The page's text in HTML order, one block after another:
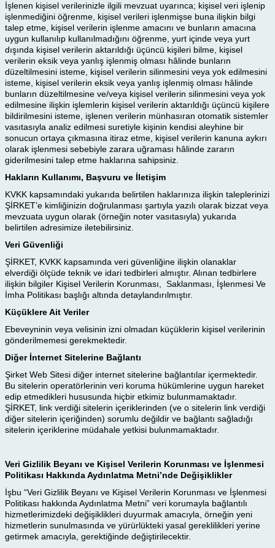
İşlenen kişisel verilerinizle ilgili mevzuat uyarınca; kişisel veri işlenip
işlenmediğini öğrenme, kişisel verileri işlenmişse buna ilişkin bilgi
talep etme, kişisel verilerin işlenme amacını ve bunların amacına
uygun kullanılıp kullanılmadığını öğrenme, yurt içinde veya yurt
dışında kişisel verilerin aktarıldığı üçüncü kişileri bilme, kişisel
verilerin eksik veya yanlış işlenmiş olması hâlinde bunların
düzeltilmesini isteme, kişisel verilerin silinmesini veya yok edilmesini
isteme, kişisel verilerin eksik veya yanlış işlenmiş olması hâlinde
bunların düzeltilmesine ve/veya kişisel verilerin silinmesini veya yok
edilmesine ilişkin işlemlerin kişisel verilerin aktarıldığı üçüncü kişilere
bildirilmesini isteme, işlenen verilerin münhasıran otomatik sistemler
vasıtasıyla analiz edilmesi suretiyle kişinin kendisi aleyhine bir
sonucun ortaya çıkmasına itiraz etme, kişisel verilerin kanuna aykırı
olarak işlenmesi sebebiyle zarara uğraması hâlinde zararın
giderilmesini talep etme haklarına sahipsiniz.
Hakların Kullanımı, Başvuru ve İletişim
KVKK kapsamındaki yukarıda belirtilen haklarınıza ilişkin taleplerinizi
ŞİRKET’e kimliğinizin doğrulanması şartıyla yazılı olarak bizzat veya
mevzuata uygun olarak (örneğin noter vasıtasıyla) yukarıda
belirtilen adresimize iletebilirsiniz.
Veri Güvenliği
ŞİRKET, KVKK kapsamında veri güvenliğine ilişkin olanaklar
elverdiği ölçüde teknik ve idari tedbirleri almıştır. Alınan tedbirlere
ilişkin bilgiler Kişisel Verilerin Korunması, Saklanması, İşlenmesi Ve
İmha Politikası başlığı altında detaylandırılmıştır.
Küçüklere Ait Veriler
Ebeveyninin veya velisinin izni olmadan küçüklerin kişisel verilerinin
gönderilmemesi gerekmektedir.
Diğer İnternet Sitelerine Bağlantı
Şirket Web Sitesi diğer internet sitelerine bağlantılar içermektedir.
Bu sitelerin operatörlerinin veri koruma hükümlerine uygun hareket
edip etmedikleri hususunda hiçbir etkimiz bulunmamaktadır.
ŞİRKET, link verdiği sitelerin içeriklerinden (ve o sitelerin link verdiği
diğer sitelerin içeriğinden) sorumlu değildir ve bağlantı sağladığı
sitelerin içeriklerine müdahale yetkisi bulunmamaktadır.
Veri Gizlilik Beyanı ve Kişisel Verilerin Korunması ve İşlenmesi
Politikası Hakkında Aydınlatma Metni’nde Değişiklikler
İşbu “Veri Gizlilik Beyanı ve Kişisel Verilerin Korunması ve İşlenmesi
Politikası hakkında Aydınlatma Metni” veri korumayla bağlantılı
hizmetlerimizdeki değişiklikleri duyurmak amacıyla, örneğin yeni
hizmetlerin sunulmasında ve yürürlükteki yasal gereklilikleri yerine
getirmek amacıyla, gerektiğinde değiştirilecektir.